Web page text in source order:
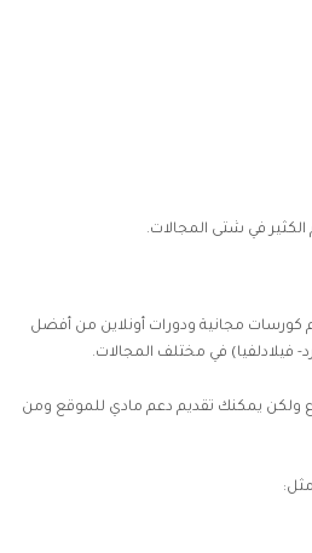
في شتى المجالات.
كورسات مجانية ودورات أونلاين من أفضل
فيلادلفيا) في مختلف المجالات.
ولكن يمكنك تقديم دعم مادي للموقع ومن